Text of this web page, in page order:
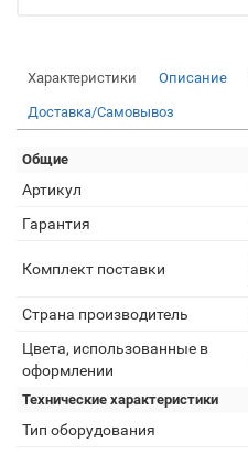
Характеристики Описание
Доставка/Самовывоз
Общие
Артикул
Гарантия
Комплект поставки
Страна производитель
Цвета, использованные в
оформлении
Технические характеристики
Тип оборудования